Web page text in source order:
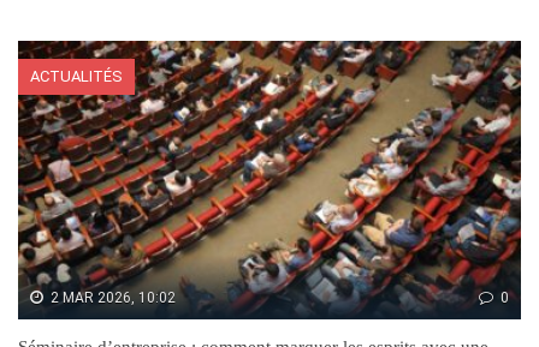
ACTUALITÉS
2 MAR 2026, 10:02 0